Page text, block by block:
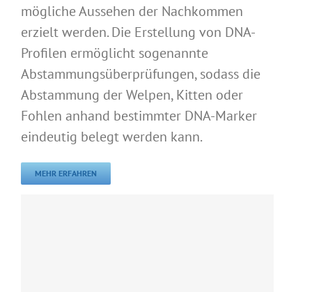
mögliche Aussehen der Nachkommen
erzielt werden. Die Erstellung von DNA-
Profilen ermöglicht sogenannte
Abstammungsüberprüfungen, sodass die
Abstammung der Welpen, Kitten oder
Fohlen anhand bestimmter DNA-Marker
eindeutig belegt werden kann.
MEHR ERFAHREN